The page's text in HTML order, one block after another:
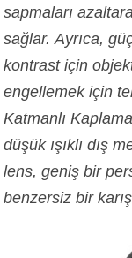
sapmaları
sağlar. Ayrıca,
kontrast için
engellemek için
Katmanlı
düşük ışıklı dış
lens, geniş bir
benzersiz bir